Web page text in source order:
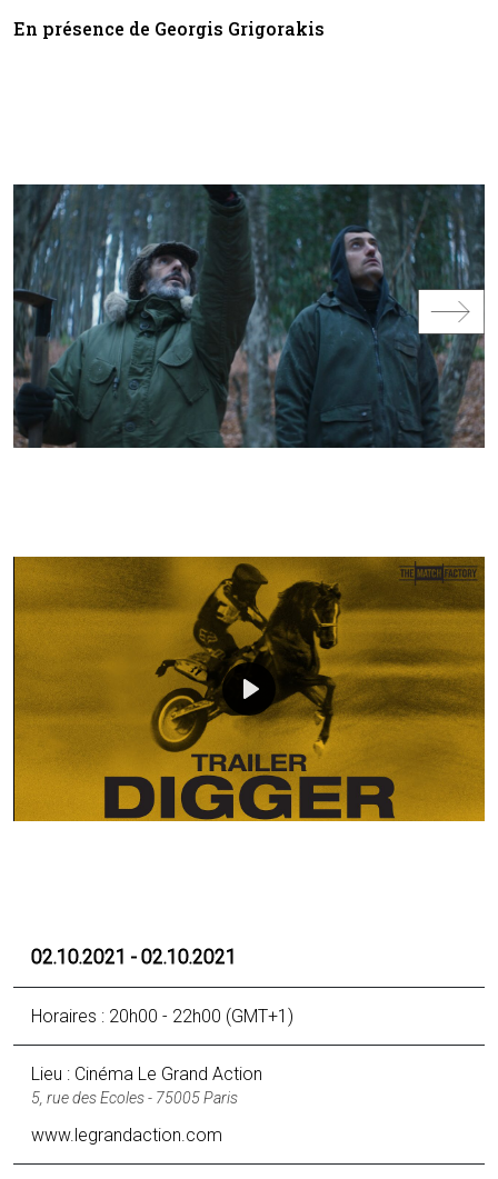
En présence de Georgis Grigorakis
Mute
Play
02.10.2021 - 02.10.2021
Horaires : 20h00 - 22h00 (GMT+1)
Lieu : Cinéma Le Grand Action
5, rue des Ecoles - 75005 Paris
www.legrandaction.com